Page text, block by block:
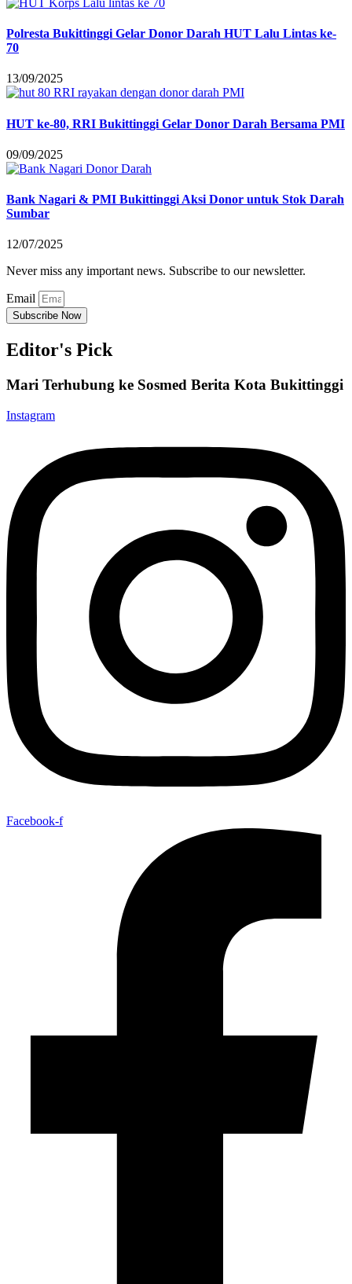
Polresta Bukittinggi Gelar Donor Darah HUT Lalu Lintas ke-
70
13/09/2025
HUT ke-80, RRI Bukittinggi Gelar Donor Darah Bersama PMI
09/09/2025
Bank Nagari & PMI Bukittinggi Aksi Donor untuk Stok Darah
Sumbar
12/07/2025
Never miss any important news. Subscribe to our newsletter.
Email
Subscribe Now
Editor's Pick
Mari Terhubung ke Sosmed Berita Kota Bukittinggi
Instagram
Facebook-f